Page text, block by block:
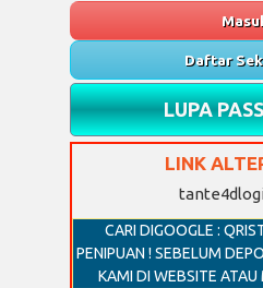
Daftar
LUPA
LINK
CARI DIGOOGLE :
PENIPUAN ! SEBELUM
KAMI DI WEBSITE ATAU